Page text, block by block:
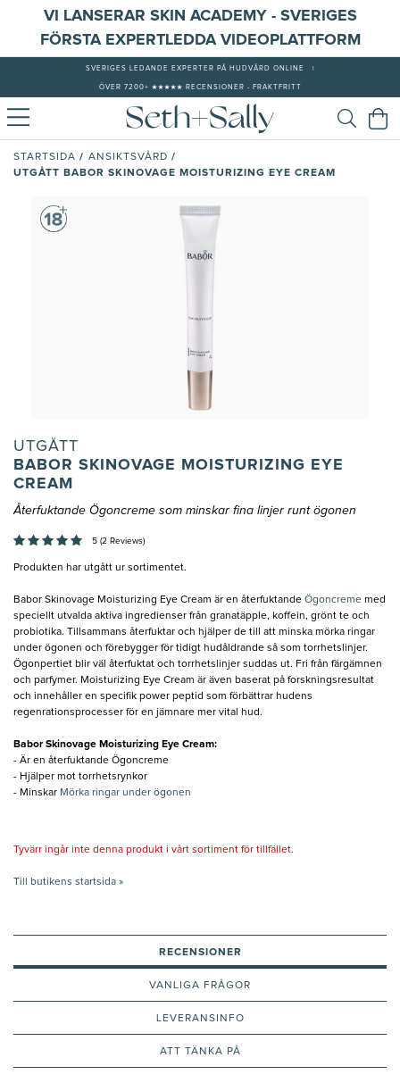
VI LANSERAR SKIN ACADEMY - SVERIGES
FÖRSTA EXPERTLEDDA VIDEOPLATTFORM
SVERIGES LEDANDE EXPERTER PÅ HUDVÅRD ONLINE
ÖVER 7200+ ★★★★★ RECENSIONER - FRAKTFRITT
STARTSIDA / ANSIKTSVÅRD /
UTGÅTT BABOR SKINOVAGE MOISTURIZING EYE CREAM
UTGÅTT
BABOR SKINOVAGE MOISTURIZING EYE
CREAM
Återfuktande Ögoncreme som minskar fina linjer runt ögonen
5 (2 Reviews)
Produkten har utgått ur sortimentet.
Babor Skinovage Moisturizing Eye Cream är en återfuktande Ögoncreme med
speciellt utvalda aktiva ingredienser från granatäpple, koffein, grönt te och
probiotika. Tillsammans återfuktar och hjälper de till att minska mörka ringar
under ögonen och förebygger för tidigt hudåldrande så som torrhetslinjer.
Ögonpertiet blir väl återfuktat och torrhetslinjer suddas ut. Fri från färgämnen
och parfymer. Moisturizing Eye Cream är även baserat på forskningsresultat
och innehåller en specifik power peptid som förbättrar hudens
regenrationsprocesser för en jämnare mer vital hud.
Babor Skinovage Moisturizing Eye Cream:
- Är en återfuktande Ögoncreme
- Hjälper mot torrhetsrynkor
- Minskar Mörka ringar under ögonen
Tyvärr ingår inte denna produkt i vårt sortiment för tillfället.
Till butikens startsida »
RECENSIONER
VANLIGA FRÅGOR
LEVERANSINFO
ATT TÄNKA PÅ